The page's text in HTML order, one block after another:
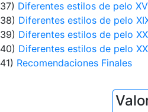
37) Diferentes estilos de pelo
38) Diferentes estilos de pelo
39) Diferentes estilos de pelo XX
40) Diferentes estilos de pelo
41) Recomendaciones Finales